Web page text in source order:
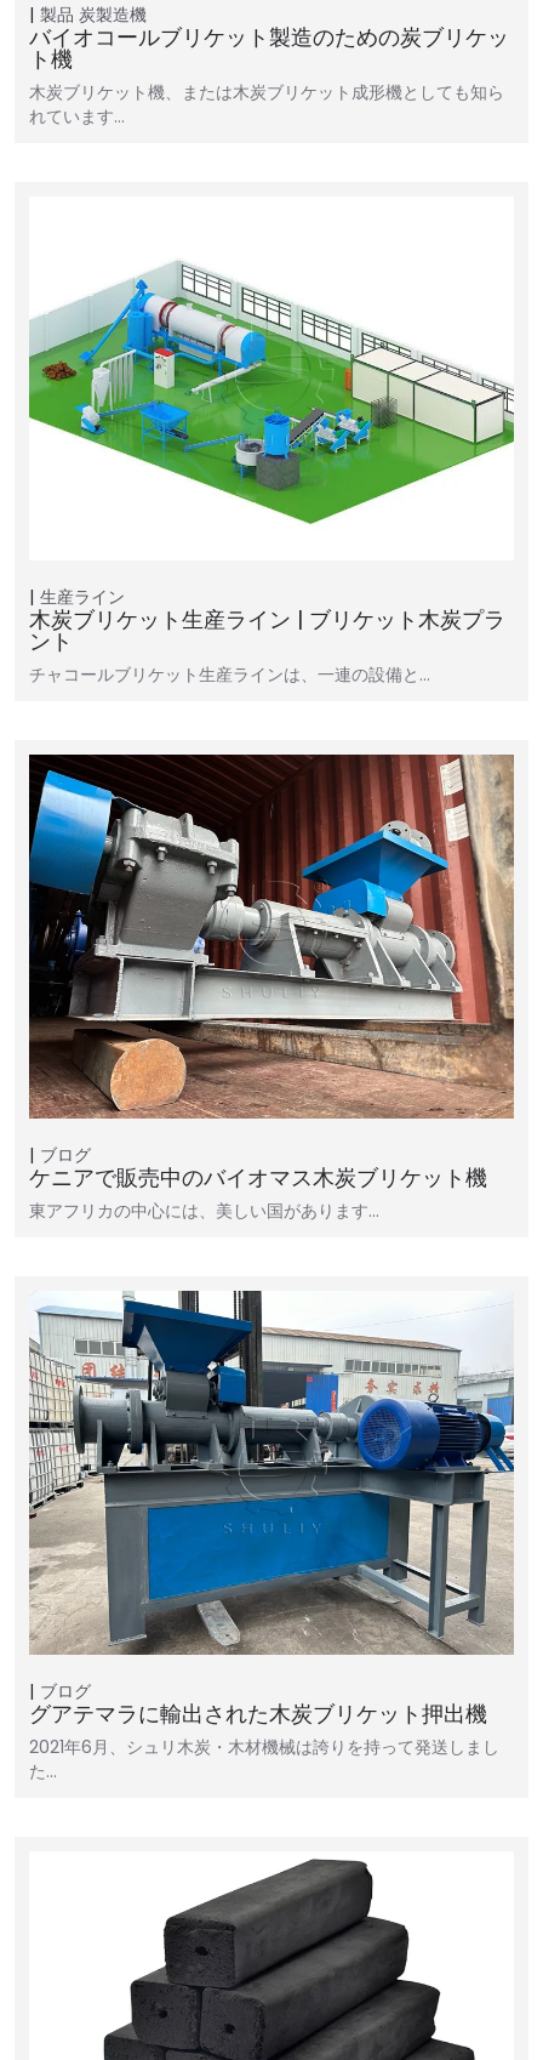
製品 炭製造機
バイオコールブリケット製造のための炭ブリケッ
ト機
木炭ブリケット機、または木炭ブリケット成形機としても知ら
れています…
生産ライン
木炭ブリケット生産ライン | ブリケット木炭プラ
ント
チャコールブリケット生産ラインは、一連の設備と…
ブログ
ケニアで販売中のバイオマス木炭ブリケット機
東アフリカの中心には、美しい国があります…
ブログ
グアテマラに輸出された木炭ブリケット押出機
2021年6月、シュリ木炭・木材機械は誇りを持って発送しまし
た…